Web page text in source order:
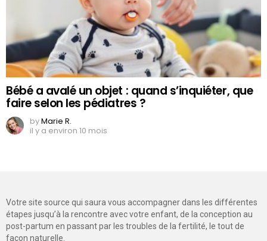
Bébé a avalé un objet : quand s’inquiéter, que
faire selon les pédiatres ?
byMarie R.
il y a environ 10 mois
Votre site source qui saura vous accompagner dans les différentes
étapes jusqu’à la rencontre avec votre enfant, de la conception au
post-partum en passant par les troubles de la fertilité, le tout de
façon naturelle.